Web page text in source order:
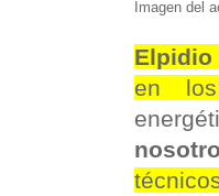
Imagen del
Elpidio
en los